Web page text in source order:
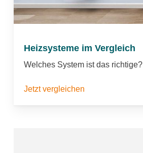
Heizsysteme im Vergleich
Welches System ist das richtige?
Jetzt vergleichen